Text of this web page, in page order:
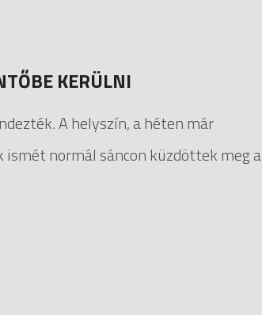
KERÜLNI
A helyszín, a héten már
normál sáncon küzdöttek meg a